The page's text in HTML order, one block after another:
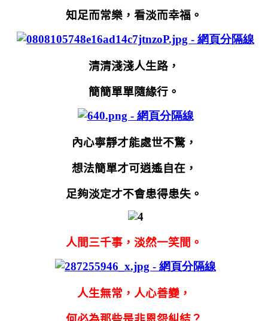
知足而常樂，看淡而幸福。
清清淺淺人生路，
簡簡單單隨緣行。
內心寧靜才能處世不驚，
想法簡單才可逍遙自在，
足夠淡定才不會患得患失。
人間三千事，淡然一笑間。
人生無常，人心善變，